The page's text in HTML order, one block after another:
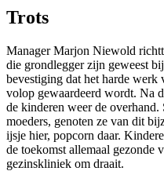
Trots
Manager Marjon Niewold
die grondlegger zijn geweest
bevestiging dat het harde werk
volop gewaardeerd wordt. Na
de kinderen weer de overhand.
moeders, genoten ze van dit
ijsje hier, popcorn daar.
de toekomst allemaal gezonde
gezinskliniek om draait.